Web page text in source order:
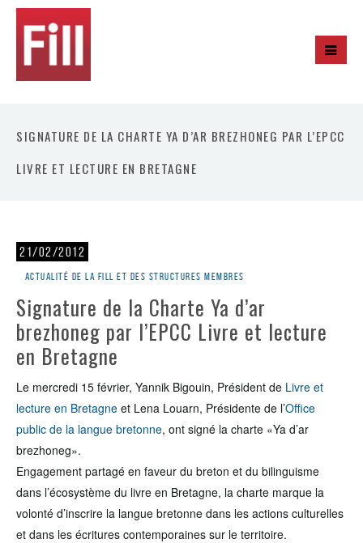
SIGNATURE DE LA CHARTE YA D’AR BREZHONEG PAR L’EPCC
LIVRE ET LECTURE EN BRETAGNE
21/02/2012
Actualité de la Fill et des structures membres
Signature de la Charte Ya d’ar
brezhoneg par l’EPCC Livre et lecture
en Bretagne
Le mercredi 15 février, Yannik Bigouin, Président de Livre et
lecture en Bretagne et Lena Louarn, Présidente de l’Office
public de la langue bretonne, ont signé la charte «Ya d’ar
brezhoneg».
Engagement partagé en faveur du breton et du bilinguisme
dans l’écosystème du livre en Bretagne, la charte marque la
volonté d’inscrire la langue bretonne dans les actions culturelles
et dans les écritures contemporaines sur le territoire.